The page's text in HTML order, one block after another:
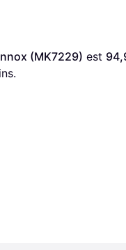
(MK7229) est